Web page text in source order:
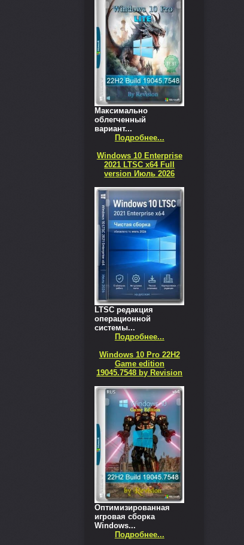
Максимально
облегченный
вариант...
Подробнее...
Windows 10 Enterprise
2021 LTSC x64 Full
version Июль 2026
LTSC редакция
операционной
системы...
Подробнее...
Windows 10 Pro 22H2
Game edition
19045.7548 by Revision
Оптимизированная
игровая сборка
Windows...
Подробнее...